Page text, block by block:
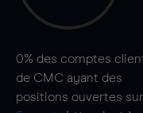
0% des comptes
de CMC ayant des
positions ouvertes sur